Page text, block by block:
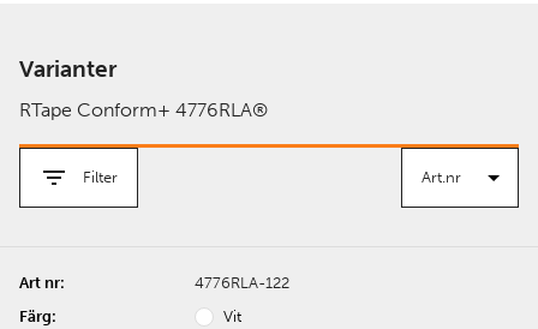
Varianter
RTape Conform+ 4776RLA®
Filter
4776RLA-122
Vit